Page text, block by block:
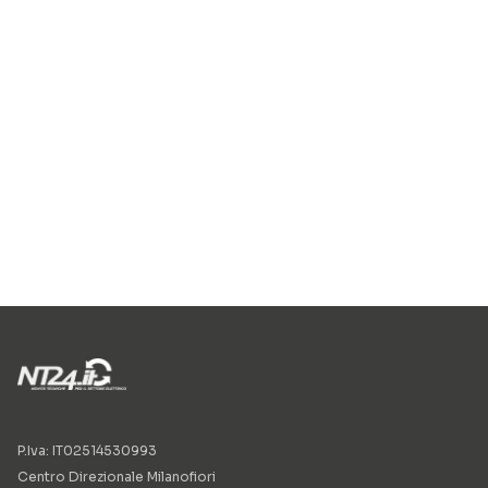
P.Iva: IT02514530993
Centro Direzionale Milanofiori